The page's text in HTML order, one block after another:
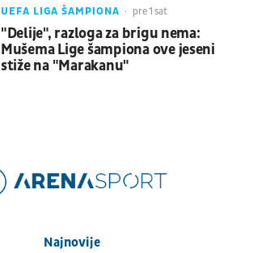
UEFA LIGA ŠAMPIONA pre 1 sat
"Delije", razloga za brigu nema:
Mušema Lige šampiona ove jeseni
stiže na "Marakanu"
Najnovije